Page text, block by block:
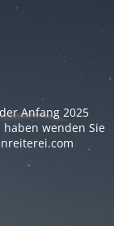
Anfang 2025
wenden Sie